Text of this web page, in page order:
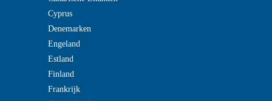
Cyprus
Denemarken
Engeland
Estland
Finland
Frankrijk